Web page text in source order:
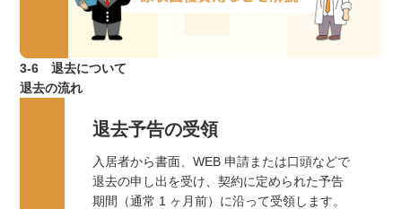
3-6 退去について
退去の流れ
退去予告の受領
入居者から書面、WEB 申請または口頭などで
退去の申し出を受け、契約に定められた予告
期間（通常 1 ヶ月前）に沿って受領します。